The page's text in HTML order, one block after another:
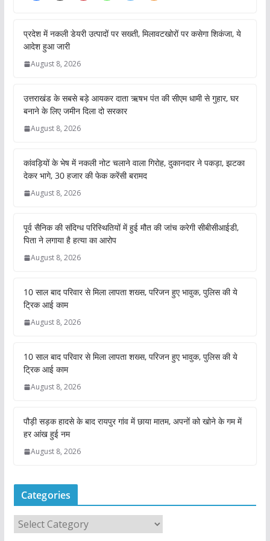
प्रदेश में नकली डेयरी उत्पादों पर सख्ती, मिलावटखोरों पर कसेगा शिकंजा, ये
आदेश हुआ जारी
August 8, 2026
उत्तराखंड के सबसे बड़े आयकर दाता ऋषभ पंत की सीएम धामी से गुहार, घर
बनाने के लिए जमीन दिला दो सरकार
August 8, 2026
कांवड़ियों के भेष में नकली नोट चलाने वाला गिरोह, दुकानदार ने पकड़ा, झटका
देकर भागे, 30 हजार की फेक करेंसी बरामद
August 8, 2026
पूर्व सैनिक की संदिग्ध परिस्थितियों में हुई मौत की जांच करेगी सीबीसीआईडी,
पिता ने लगाया है हत्या का आरोप
August 8, 2026
10 साल बाद परिवार से मिला लापता शख्स, परिजन हुए भावुक, पुलिस की ये
ट्रिक आई काम
August 8, 2026
10 साल बाद परिवार से मिला लापता शख्स, परिजन हुए भावुक, पुलिस की ये
ट्रिक आई काम
August 8, 2026
पौड़ी सड़क हादसे के बाद रायपुर गांव में छाया मातम, अपनों को खोने के गम में
हर आंख हुई नम
August 8, 2026
Categories